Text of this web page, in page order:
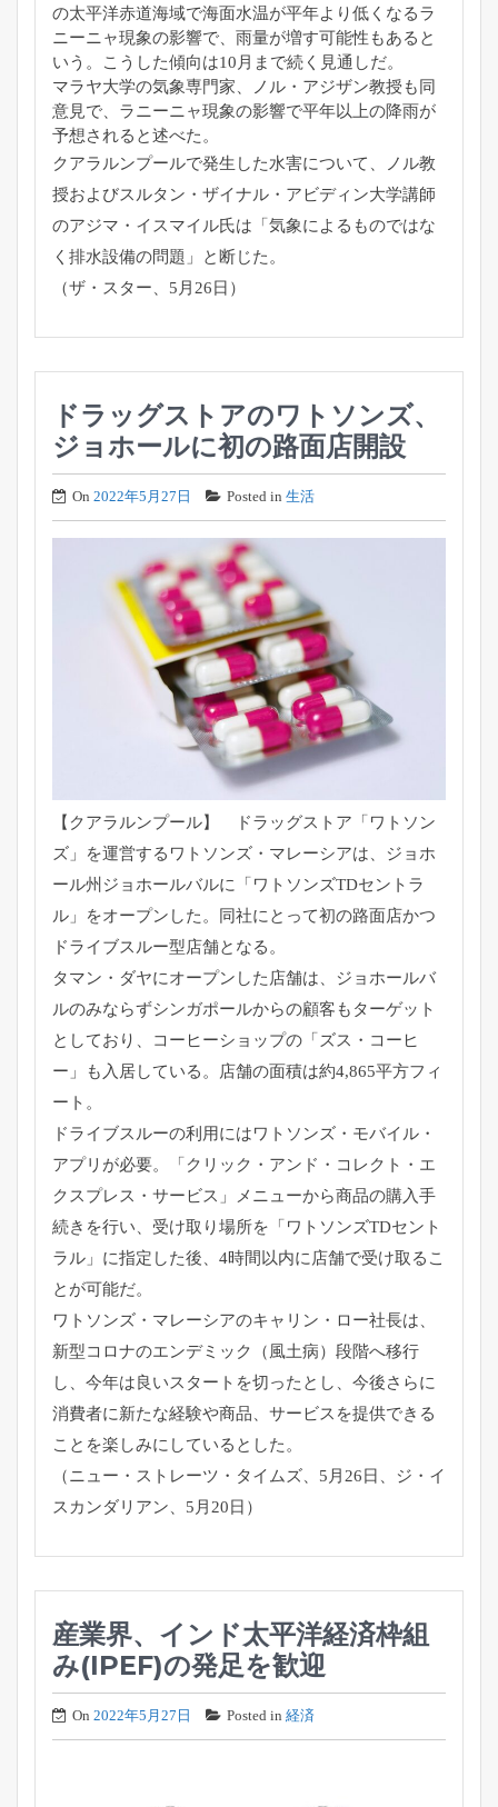
の太平洋赤道海域で海面水温が平年より低くなるラ
ニーニャ現象の影響で、雨量が増す可能性もあると
いう。
こうした傾向は10月まで続く見通しだ。
マラヤ大学の気象専門家、ノル・アジザン教授も同
意見で、 ラニーニャ現象の影響で平年以上の降雨が
予想されると述べた。
クアラルンプールで発生した水害について、
ノル教
授およびスルタン・ザイナル・ アビディン大学講師
のアジマ・イスマイル氏は「 気象によるものではな
く排水設備の問題」と断じた。
（ザ・スター、5月26日）
ドラッグストアのワトソンズ、
ジョホールに初の路面店開設
On 2022年5月27日 Posted in 生活
【クアラルンプール】 ドラッグストア「ワトソン
ズ」を運営するワトソンズ・ マレーシアは、ジョホ
ール州ジョホールバルに「 ワトソンズTDセントラ
ル」をオープンした。
同社にとって初の路面店かつ
ドライブスルー型店舗となる。
タマン・ダヤにオープンした店舗は、 ジョホールバ
ルのみならずシンガポールからの顧客もターゲット
と しており、コーヒーショップの「ズス・コーヒ
ー」
も入居している。店舗の面積は約4,865平方フィ
ート。
ドライブスルーの利用にはワトソンズ・モバイル・
アプリが必要。
「クリック・アンド・コレクト・エ
クスプレス・サービス」
メニューから商品の購入手
続きを行い、受け取り場所を「 ワトソンズTDセント
ラル」に指定した後、 4時間以内に店舗で受け取るこ
とが可能だ。
ワトソンズ・マレーシアのキャリン・ロー社長は、
新型コロナのエンデミック（風土病）段階へ移行
し、 今年は良いスタートを切ったとし、 今後さらに
消費者に新たな経験や商品、 サービスを提供できる
ことを楽しみにしているとした。
（ニュー・ストレーツ・タイムズ、5月26日、ジ・ イ
スカンダリアン、5月20日）
産業界、インド太平洋経済枠組
み(IPEF)の発足を歓迎
On 2022年5月27日 Posted in 経済